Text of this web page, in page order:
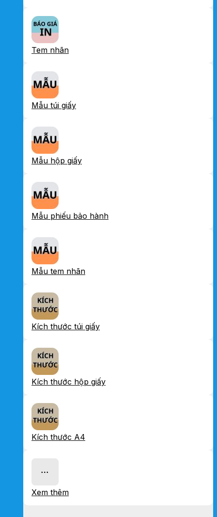
Tem nhãn
Mẫu túi giấy
Mẫu hộp giấy
Mẫu phiếu bảo hành
Mẫu tem nhãn
Kích thước túi giấy
Kích thước hộp giấy
Kích thước A4
Xem thêm